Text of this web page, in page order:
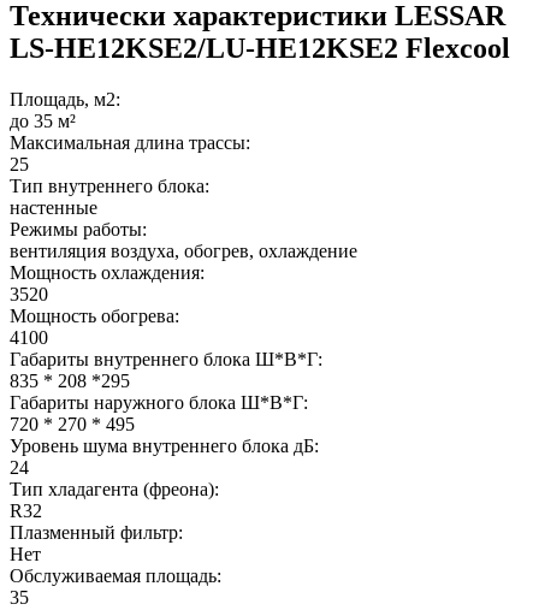
Технически характеристики LESSAR
LS-HE12KSE2/LU-HE12KSE2 Flexcool
Площадь, м2:
до 35 м²
Максимальная длина трассы:
25
Тип внутреннего блока:
настенные
Режимы работы:
вентиляция воздуха, обогрев, охлаждение
Мощность охлаждения:
3520
Мощность обогрева:
4100
Габариты внутреннего блока Ш*В*Г:
835 * 208 *295
Габариты наружного блока Ш*В*Г:
720 * 270 * 495
Уровень шума внутреннего блока дБ:
24
Тип хладагента (фреона):
R32
Плазменный фильтр:
Нет
Обслуживаемая площадь:
35